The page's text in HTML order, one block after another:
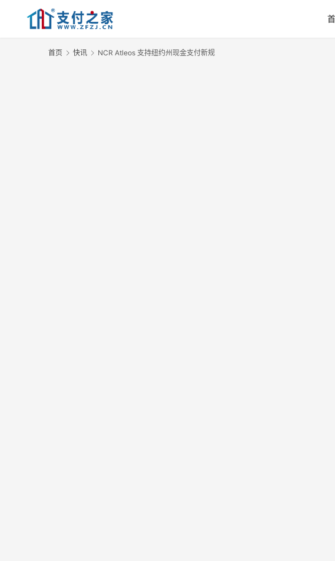
首页 快讯 NCR Atleos 支持纽约州现金支付新规